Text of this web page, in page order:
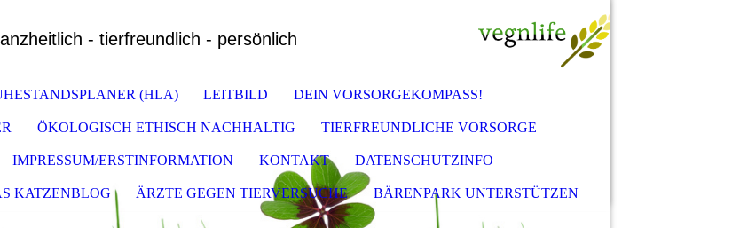
- tierfreundlich - persönlich
(HLA) LEITBILD DEIN VORSORGEKOMPASS!
ÖKOLOGISCH ETHISCH NACHHALTIG TIERFREUNDLICHE VORSORGE
IMPRESSUM/ERSTINFORMATION KONTAKT DATENSCHUTZINFO
KATZENBLOG ÄRZTE GEGEN TIERVERSUCHE BÄRENPARK UNTERSTÜTZEN